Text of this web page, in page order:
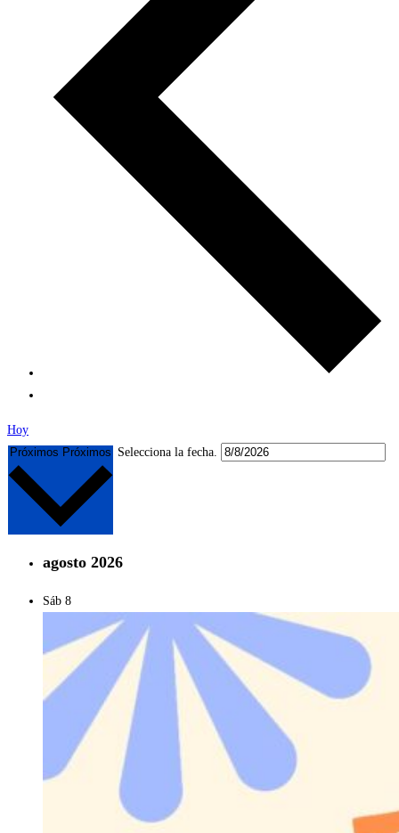
Hoy
Próximos Próximos Selecciona la fecha.
agosto 2026
Sáb 8